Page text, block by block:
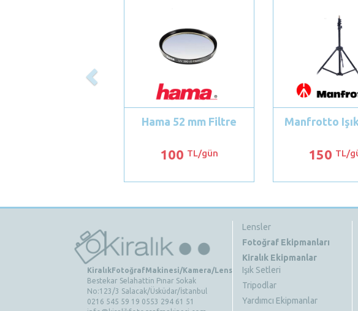
Hama 52 mm Filtre
100 TL/gün
Manfrotto
150 TL/
KiralıkFotoğrafMakinesi/Kamera/Lens
Bestekar Selahattin Pınar Sokak
No:123/3 Salacak/Üsküdar/İstanbul
0216 545 59 19 0553 294 61 51
Lensler
Fotoğraf Ekipmanları
Kiralık Ekipmanlar
Işık Setleri
Tripodlar
Yardımcı Ekipmanlar